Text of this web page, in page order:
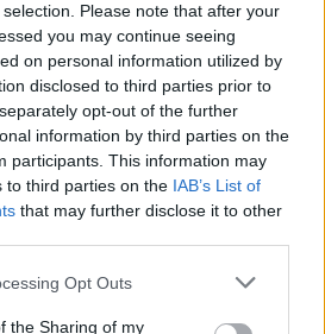
Please note that after your
you may continue seeing
on personal information utilized by
disclosed to third parties prior to
opt-out of the further
information by third parties on the
participants. This information may
to third parties on the IAB’s List of
that may further disclose it to other
Opt Outs
the Sharing of my
relevantes".
la mañana de este martes
localizar puntos calientes
aéreos dirigidos con mayor
son buenas pero no
dijo.
cuenta con 57 personas
se ampliará a lo largo de la